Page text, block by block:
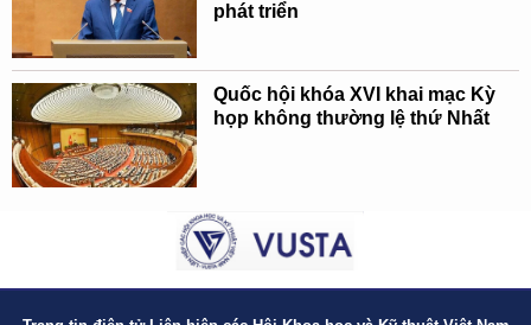
phát triển
Quốc hội khóa XVI khai mạc Kỳ
họp không thường lệ thứ Nhất